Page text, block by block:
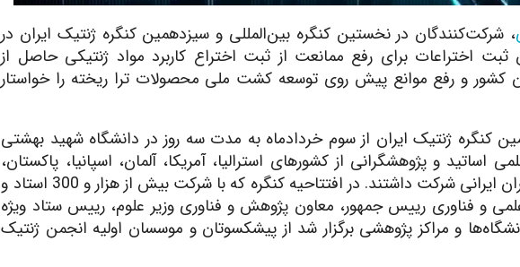
، شرکت‌کنندگان در نخستین کنگره بین‌المللی و سیزدهمین کنگره ژنتیک ایران در
ثبت اختراعات برای رفع ممانعت از ثبت اختراع کاربرد مواد ژنتیکی حاصل از
کشور و رفع موانع پیش روی توسعه کشت ملی محصولات ترا ریخته را خواستار
کنگره ژنتیک ایران از سوم خردادماه به مدت سه روز در دانشگاه شهید بهشتی
اساتید و پژوهشگرانی از کشورهای استرالیا، آمریکا، آلمان، اسپانیا، پاکستان،
بلژیک، عراق و … نیز در کنار پژوهشگران ایرانی شرکت داشتند. در افتتاحیه کنگره که با شرکت بیش از هزار و 300 استاد و
و فناوری رییس جمهور، معاون پژوهش و فناوری وزیر علوم، رییس ستاد ویژه
و مراکز پژوهشی برگزار شد از پیشکسوتان و موسسان اولیه انجمن ژنتیک